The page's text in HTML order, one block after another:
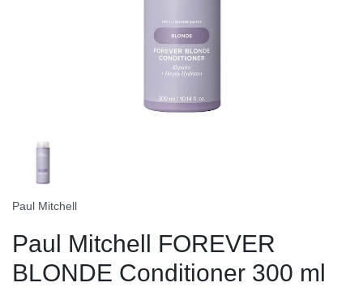
Paul Mitchell
Paul Mitchell FOREVER
BLONDE Conditioner 300 ml